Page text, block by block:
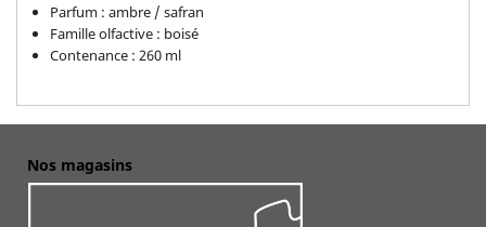
Parfum : ambre / safran
Famille olfactive : boisé
Contenance : 260 ml
Nos magasins